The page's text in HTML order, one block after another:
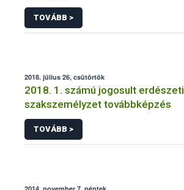
TOVÁBB >
2018. július 26, csütörtök
2018. 1. számú jogosult erdészeti
szakszemélyzet továbbképzés
TOVÁBB >